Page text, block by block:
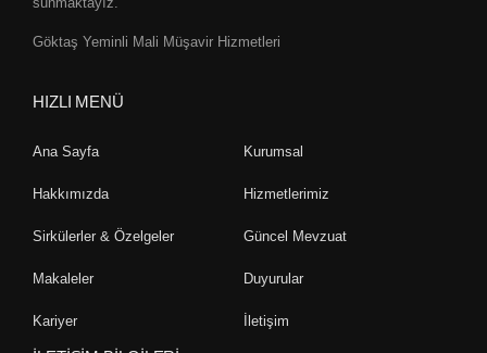
Göktaş Yeminli Mali Müşavir Hizmetleri
HIZLI MENÜ
Ana Sayfa Kurumsal
Hakkımızda Hizmetlerimiz
Sirkülerler & Özelgeler Güncel Mevzuat
Makaleler Duyurular
Kariyer İletişim